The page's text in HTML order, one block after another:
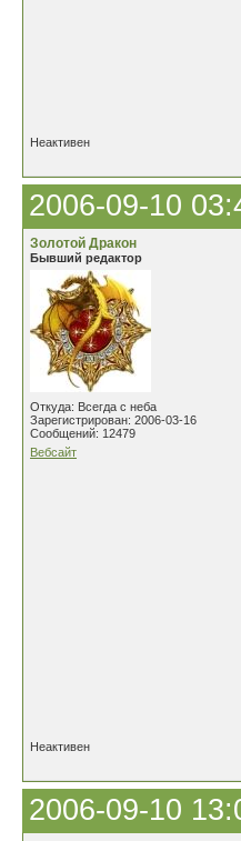
Неактивен
2006-09-10
Золотой Дракон
Бывший редактор
Откуда: Всегда с неба
Зарегистрирован: 2006-03-16
Сообщений: 12479
Вебсайт
Неактивен
2006-09-10